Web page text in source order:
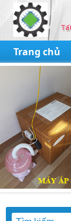
Trang chủ